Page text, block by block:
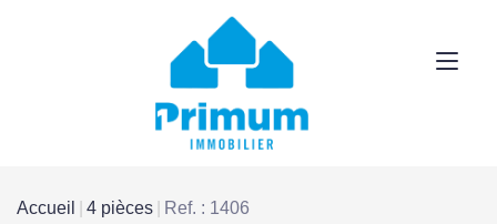
Accueil 4 pièces Ref. : 1406